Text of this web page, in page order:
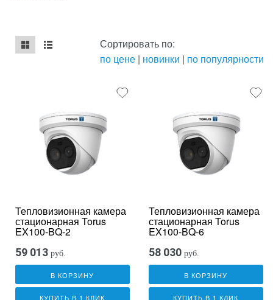
mse2_chunk_default
mse2_chunk_alternate
Сортировать по:
по цене | новинки | по популярности
Тепловизионная камера
стационарная Torus
EX100-BQ-2
59 013 руб.
В КОРЗИНУ
КУПИТЬ В 1 КЛИК
Тепловизионная камера
стационарная Torus
EX100-BQ-6
58 030 руб.
В КОРЗИНУ
КУПИТЬ В 1 КЛИК